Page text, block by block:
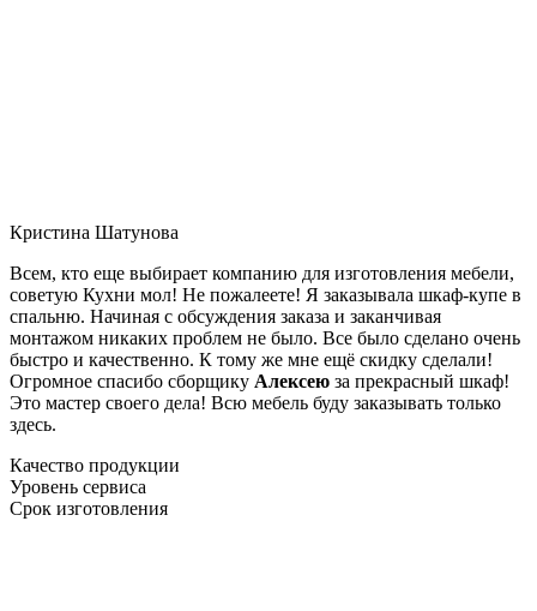
Кристина Шатунова
Всем, кто еще выбирает компанию для изготовления мебели,
советую Кухни мол! Не пожалеете! Я заказывала шкаф-купе в
спальню. Начиная с обсуждения заказа и заканчивая
монтажом никаких проблем не было. Все было сделано очень
быстро и качественно. К тому же мне ещё скидку сделали!
Огромное спасибо сборщику Алексею за прекрасный шкаф!
Это мастер своего дела! Всю мебель буду заказывать только
здесь.
Качество продукции
Уровень сервиса
Срок изготовления